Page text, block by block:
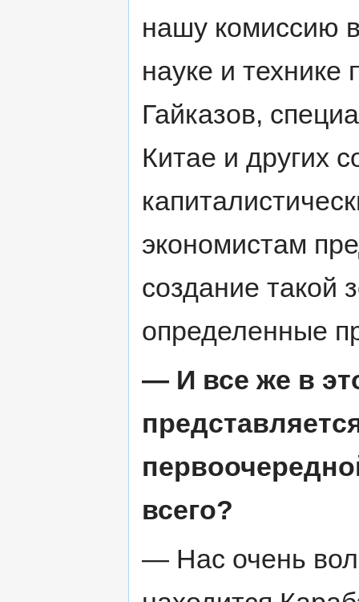
нашу комиссию
науке и
Гайказов,
Китае и других
экономистам
создание такой
определенные
— И все же в
всего?
— Нас очень